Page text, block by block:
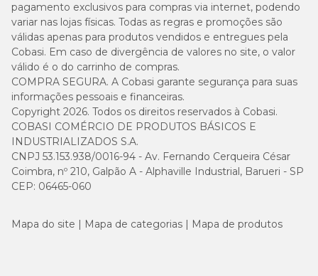
pagamento exclusivos para compras via internet, podendo
variar nas lojas físicas. Todas as regras e promoções são
válidas apenas para produtos vendidos e entregues pela
Cobasi. Em caso de divergência de valores no site, o valor
válido é o do carrinho de compras.
COMPRA SEGURA. A Cobasi garante segurança para suas
informações pessoais e financeiras.
Copyright 2026. Todos os direitos reservados à Cobasi.
COBASI COMÉRCIO DE PRODUTOS BÁSICOS E
INDUSTRIALIZADOS S.A.
CNPJ 53.153.938/0016-94 - Av. Fernando Cerqueira César
Coimbra, nº 210, Galpão A - Alphaville Industrial, Barueri - SP
CEP: 06465-060
Mapa do site Mapa de categorias Mapa de produtos